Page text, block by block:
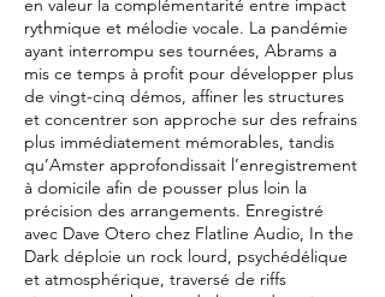
en valeur la complémentarité entre impact
rythmique et mélodie vocale. La pandémie
ayant interrompu ses tournées, Abrams a
mis ce temps à profit pour développer plus
de vingt-cinq démos, affiner les structures
et concentrer son approche sur des refrains
plus immédiatement mémorables, tandis
qu’Amster approfondissait l’enregistrement
à domicile afin de pousser plus loin la
précision des arrangements. Enregistré
avec Dave Otero chez Flatline Audio, In the
Dark déploie un rock lourd, psychédélique
et atmosphérique, traversé de riffs